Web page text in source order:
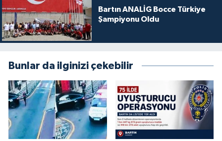
Bartın ANALİG Bocce Türkiye
Şampiyonu Oldu
Bunlar da ilginizi çekebilir